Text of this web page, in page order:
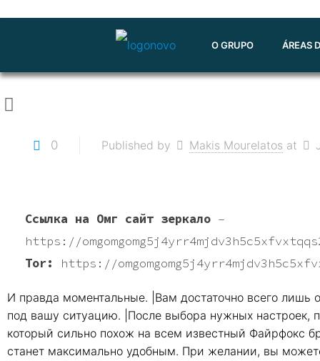
O GRUPO ÁREAS
0 Published by Makis Mourelatos at
Ссылка на Омг сайт зеркало–
https://
Tor:
https://
И правда моментальные. |Вам достаточно всего лишь
под вашу ситуацию. |После выбора нужных настроек,
который сильно похож на всем известный Файрфокс
станет максимально удобным. При желании, вы